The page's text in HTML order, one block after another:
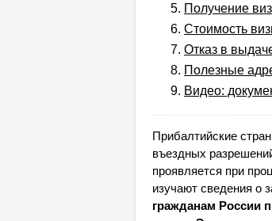
Получение
Стоимость
Отказ в
Полезные
Видео:
Прибалтийские
въездных
проявляется при
изучают сведения о
гражданам России